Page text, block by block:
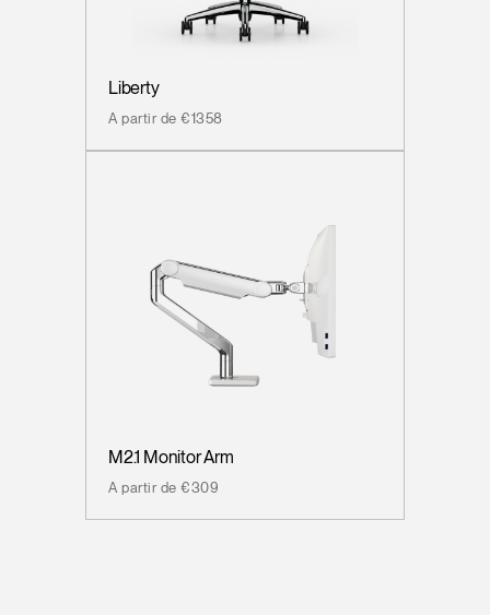
Liberty
A partir de €1358
M2.1 Monitor Arm
A partir de €309